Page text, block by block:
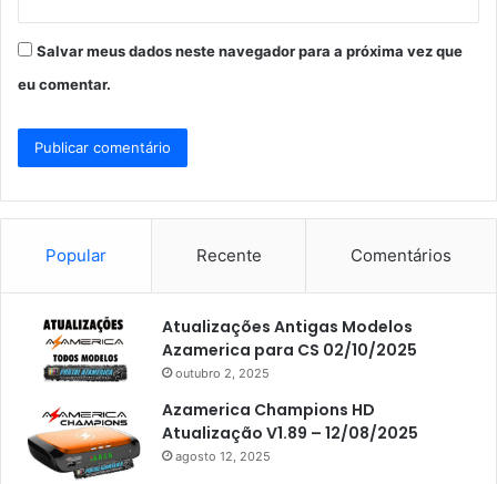
Salvar meus dados neste navegador para a próxima vez que
eu comentar.
Popular Recente Comentários
Atualizações Antigas Modelos
Azamerica para CS 02/10/2025
outubro 2, 2025
Azamerica Champions HD
Atualização V1.89 – 12/08/2025
agosto 12, 2025